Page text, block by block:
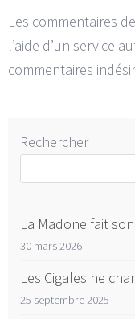
Les commentaires
l’aide d’un service
commentaires
Rechercher
La Madone fait
30 mars 2026
Les Cigales ne
25 septembre 2025